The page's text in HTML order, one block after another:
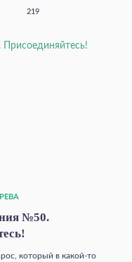
219
№50.
который в какой‑то